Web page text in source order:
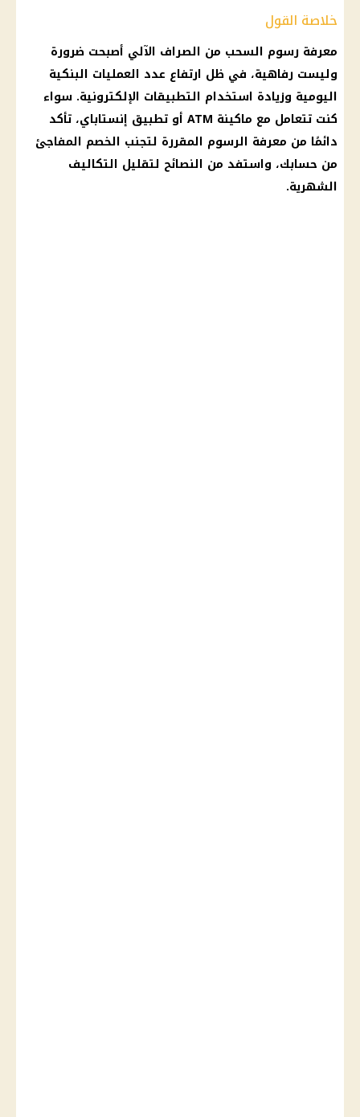
خلاصة القول
معرفة رسوم السحب من الصراف الآلي أصبحت ضرورة
وليست رفاهية، في ظل ارتفاع عدد العمليات البنكية
اليومية وزيادة استخدام التطبيقات الإلكترونية. سواء
كنت تتعامل مع ماكينة ATM أو تطبيق إنستاباي، تأكد
دائمًا من معرفة الرسوم المقررة لتجنب الخصم المفاجئ
من حسابك، واستفد من النصائح لتقليل التكاليف
الشهرية.